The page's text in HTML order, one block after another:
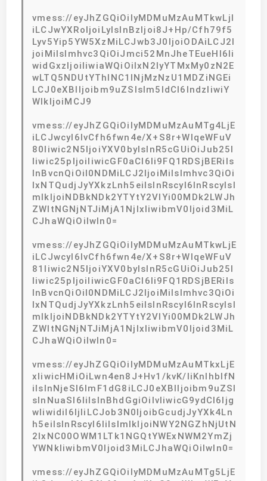
vmess://eyJhZGQiOiIyMDMuMzAuMTkwLjI
iLCJwYXRoIjoiLyIsInBzIjoi8J+Hp/Cfh79f5
Lyv5Yip5YW5XzMiLCJwb3J0IjoiODAiLCJ2I
joiMiIsImhvc3QiOiJmci52MnJheTEueHl6Ii
widGxzIjoiIiwiaWQiOiIxN2IyYTMxMy0zN2E
wLTQ5NDUtYThlNC1lNjMzNzU1MDZiNGEi
LCJ0eXBlIjoibm9uZSIsIm5ldCI6IndzIiwiY
WlkIjoiMCJ9
vmess://eyJhZGQiOiIyMDMuMzAuMTg4LjE
iLCJwcyI6IvCfh6fwn4e/X+S8r+WIqeWFuV
80Iiwic2N5IjoiYXV0byIsInR5cGUiOiJub25l
Iiwic25pIjoiIiwicGF0aCI6Ii9FQ1RDSjBERiIs
InBvcnQiOiI0NDMiLCJ2IjoiMiIsImhvc3QiOi
IxNTQudjJyYXkzLnh5eiIsInRscyI6InRscyIsI
mlkIjoiNDBkNDk2YTYtY2VlYi00MDk2LWJh
ZWItNGNjNTJiMjA1NjIxIiwibmV0Ijoid3MiL
CJhaWQiOiIwIn0=
vmess://eyJhZGQiOiIyMDMuMzAuMTkwLjE
iLCJwcyI6IvCfh6fwn4e/X+S8r+WIqeWFuV
81Iiwic2N5IjoiYXV0byIsInR5cGUiOiJub25l
Iiwic25pIjoiIiwicGF0aCI6Ii9FQ1RDSjBERiIs
InBvcnQiOiI0NDMiLCJ2IjoiMiIsImhvc3QiOi
IxNTQudjJyYXkzLnh5eiIsInRscyI6InRscyIsI
mlkIjoiNDBkNDk2YTYtY2VlYi00MDk2LWJh
ZWItNGNjNTJiMjA1NjIxIiwibmV0Ijoid3MiL
CJhaWQiOiIwIn0=
vmess://eyJhZGQiOiIyMDMuMzAuMTkxLjE
xIiwicHMiOiLwn4en8J+Hv1/kvK/liKnlhblfN
iIsInNjeSI6ImF1dG8iLCJ0eXBlIjoibm9uZSI
sInNuaSI6IiIsInBhdGgiOiIvIiwicG9ydCI6Ijg
wIiwidiI6IjIiLCJob3N0IjoibGcudjJyYXk4Ln
h5eiIsInRscyI6IiIsImlkIjoiNWY2NGZhNjUtN
2IxNC00OWM1LTk1NGQtYWExNWM2YmZj
YWNkIiwibmV0Ijoid3MiLCJhaWQiOiIwIn0=
vmess://eyJhZGQiOiIyMDMuMzAuMTg5LjE